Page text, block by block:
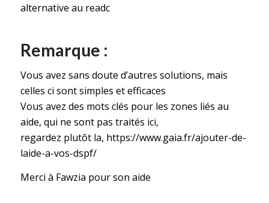
alternative au readc
Remarque :
Vous avez sans doute d’autres solutions, mais
celles ci sont simples et efficaces
Vous avez des mots clés pour les zones liés au
aide, qui ne sont pas traités ici,
regardez plutôt la, https://www.gaia.fr/ajouter-de-
laide-a-vos-dspf/
Merci à Fawzia pour son aide